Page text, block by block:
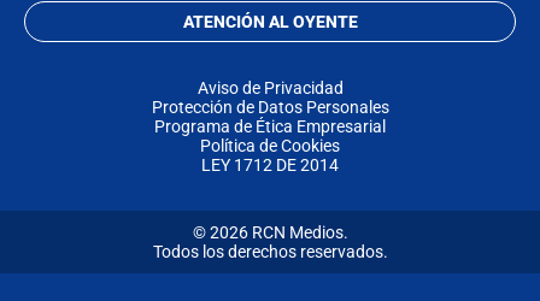
ATENCIÓN AL OYENTE
Aviso de Privacidad
Protección de Datos Personales
Programa de Ética Empresarial
Política de Cookies
LEY 1712 DE 2014
© 2026 RCN Medios.
Todos los derechos reservados.